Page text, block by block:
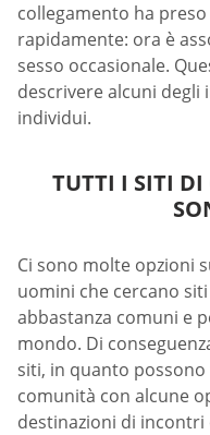
collegamento ha
rapidamente: ora è
sesso occasionale.
descrivere alcuni
individui.
TUTTI I SITI DI
Ci sono molte opzioni
uomini che cercano
abbastanza comuni e
mondo. Di
siti, in quanto
comunità con alcune
destinazioni di